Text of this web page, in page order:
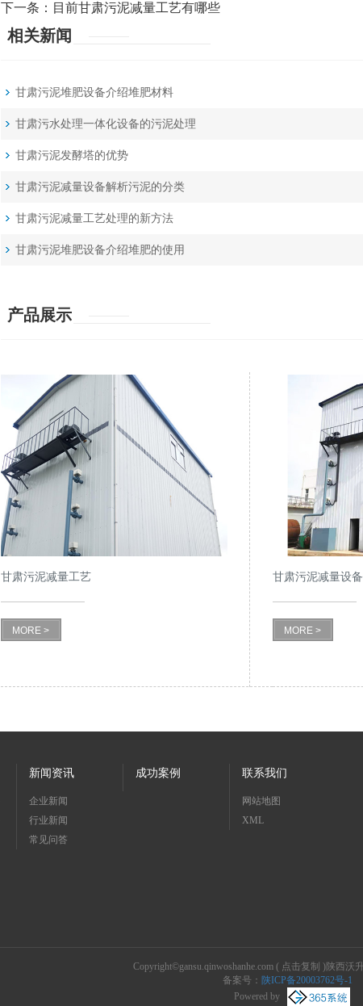
下一条： 目前甘肃污泥减量工艺有哪些
相关新闻
甘肃污泥堆肥设备介绍堆肥材料
甘肃污水处理一体化设备的污泥处理
甘肃污泥发酵塔的优势
甘肃污泥减量设备解析污泥的分类
甘肃污泥减量工艺处理的新方法
甘肃污泥堆肥设备介绍堆肥的使用
产品展示
甘肃污泥减量工艺
MORE >
甘肃污泥减量设
MORE >
新闻资讯
企业新闻
行业新闻
常见问答
成功案例 联系我们
网站地图
XML
Copyright©gansu.qinwoshanhe.com( 点击复制 )陕西沃
备案号： 陕ICP备20003762号-1
Powered by